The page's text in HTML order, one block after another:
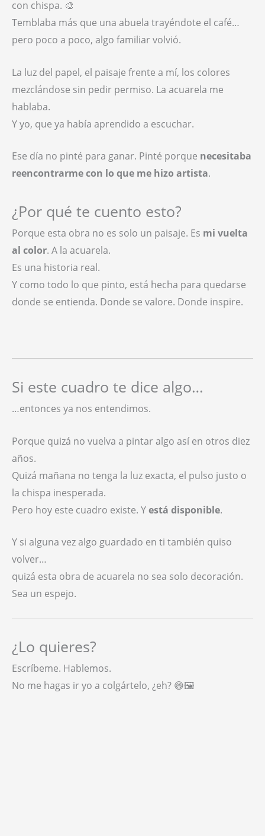
con chispa. 🎨
Temblaba más que una abuela trayéndote el café…
pero poco a poco, algo familiar volvió.
La luz del papel, el paisaje frente a mí, los colores
mezclándose sin pedir permiso. La acuarela me
hablaba.
Y yo, que ya había aprendido a escuchar.
Ese día no pinté para ganar. Pinté porque necesitaba
reencontrarme con lo que me hizo artista.
¿Por qué te cuento esto?
Porque esta obra no es solo un paisaje. Es mi vuelta
al color. A la acuarela.
Es una historia real.
Y como todo lo que pinto, está hecha para quedarse
donde se entienda. Donde se valore. Donde inspire.
Si este cuadro te dice algo…
…entonces ya nos entendimos.
Porque quizá no vuelva a pintar algo así en otros diez
años.
Quizá mañana no tenga la luz exacta, el pulso justo o
la chispa inesperada.
Pero hoy este cuadro existe. Yestá disponible.
Y si alguna vez algo guardado en ti también quiso
volver…
quizá esta obra de acuarela no sea solo decoración.
Sea un espejo.
¿Lo quieres?
Escríbeme. Hablemos.
No me hagas ir yo a colgártelo, ¿eh? 😄🖼️